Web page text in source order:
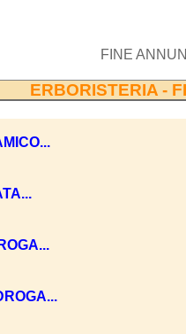
FINE
ERBORISTERIA -